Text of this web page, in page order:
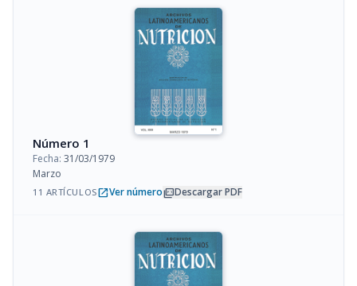
Número 1
Fecha: 31/03/1979
Marzo
11 ARTÍCULOSopen_in_newVer númeropicture_as_pdfDescargar PDF